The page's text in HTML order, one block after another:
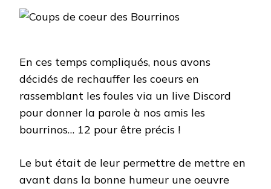
En ces temps compliqués, nous avons
décidés de rechauffer les coeurs en
rassemblant les foules via un live Discord
pour donner la parole à nos amis les
bourrinos… 12 pour être précis !
Le but était de leur permettre de mettre en
avant dans la bonne humeur une oeuvre